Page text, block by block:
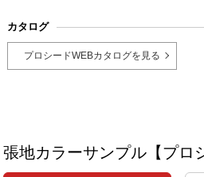
カタログ
プロシードWEBカタログを見る